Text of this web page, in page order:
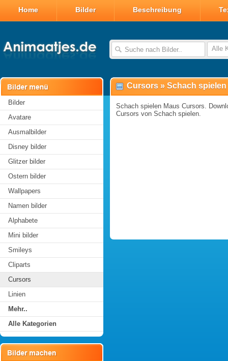
Home Bilder Beschreibung
Alle
Bilder
Avatare
Ausmalbilder
Disney bilder
Glitzer bilder
Ostern bilder
Wallpapers
Namen bilder
Alphabete
Mini bilder
Smileys
Cliparts
Cursors
Linien
Mehr..
Alle Kategorien
Cursors » Schach
Schach spielen Maus Cursors.
Cursors von Schach spielen.